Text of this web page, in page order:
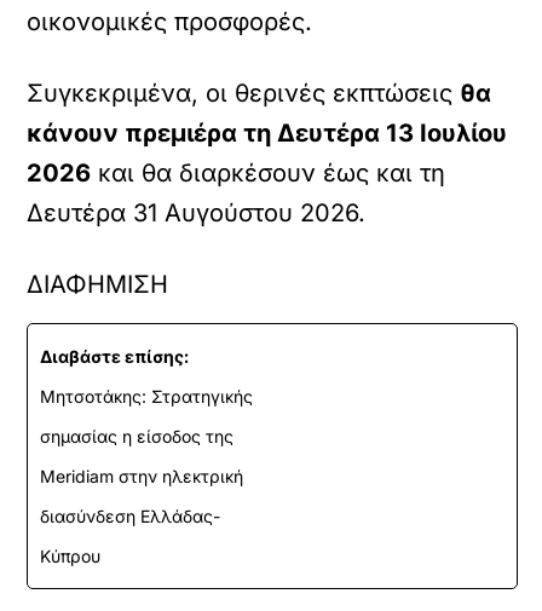
οικονομικές προσφορές.
Συγκεκριμένα, οι θερινές εκπτώσεις θα
κάνουν πρεμιέρα τη Δευτέρα 13 Ιουλίου
2026 και θα διαρκέσουν έως και τη
Δευτέρα 31 Αυγούστου 2026.
ΔΙΑΦΗΜΙΣΗ
Διαβάστε επίσης:
Μητσοτάκης: Στρατηγικής
σημασίας η είσοδος της
Meridiam στην ηλεκτρική
διασύνδεση Ελλάδας-
Κύπρου